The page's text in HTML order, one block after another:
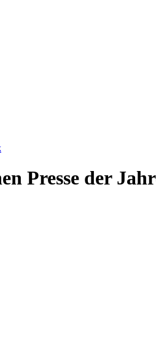
Presse der